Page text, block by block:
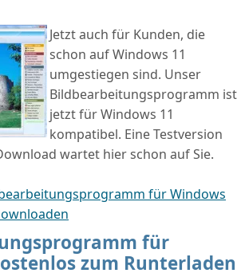
Jetzt auch für Kunden, die
schon auf Windows 11
umgestiegen sind. Unser
Bildbearbeitungsprogramm ist
jetzt für Windows 11
kompatibel. Eine Testversion
wartet hier schon auf Sie.
für Windows
für
zum Runterladen